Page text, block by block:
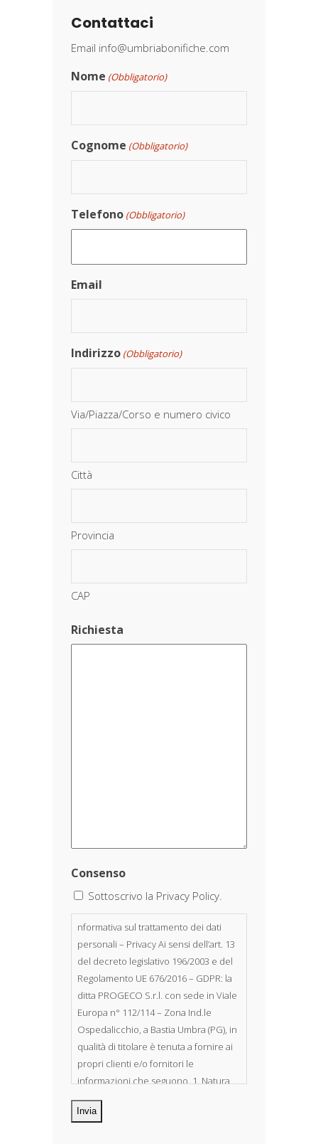
Contattaci
Email info@umbriabonifiche.com
Nome (Obbligatorio)
Cognome (Obbligatorio)
Telefono (Obbligatorio)
Email
Indirizzo (Obbligatorio)
Via/Piazza/Corso e numero civico
Città
Provincia
CAP
Richiesta
Consenso
Sottoscrivo la Privacy Policy.
nformativa sul trattamento dei dati
personali – Privacy Ai sensi dell’art. 13
del decreto legislativo 196/2003 e del
Regolamento UE 676/2016 – GDPR: la
ditta PROGECO S.r.l. con sede in Viale
Europa n° 112/114 – Zona Ind.le
Ospedalicchio, a Bastia Umbra (PG), in
qualità di titolare è tenuta a fornire ai
propri clienti e/o fornitori le
informazioni che seguono. 1. Natura
dei dati personali Costituiscono
oggetto di trattamento i Suoi dati